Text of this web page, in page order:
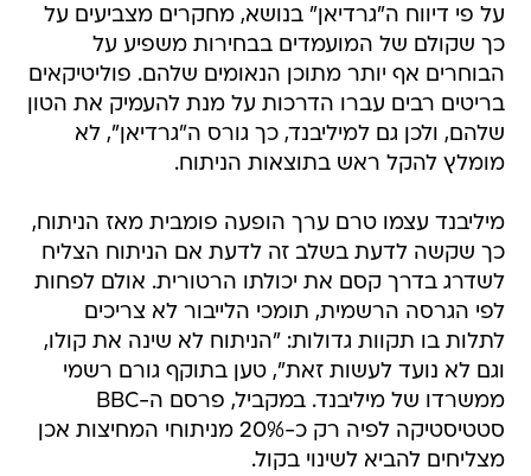
על פי דיווח ה"גרדיאן" בנושא, מחקרים מצביעים על
כך שקולם של המועמדים בבחירות משפיע על
הבוחרים אף יותר מתוכן הנאומים שלהם. פוליטיקאים
בריטים רבים עברו הדרכות על מנת להעמיק את הטון
שלהם, ולכן גם למיליבנד, כך גורס ה"גרדיאן", לא
מומלץ להקל ראש בתוצאות הניתוח.
מיליבנד עצמו טרם ערך הופעה פומבית מאז הניתוח,
כך שקשה לדעת בשלב זה לדעת אם הניתוח הצליח
לשדרג בדרך קסם את יכולתו הרטורית. אולם לפחות
לפי הגרסה הרשמית, תומכי הלייבור לא צריכים
לתלות בו תקוות גדולות: "הניתוח לא שינה את קולו,
וגם לא נועד לעשות זאת", טען בתוקף גורם רשמי
ממשרדו של מיליבנד. במקביל, פרסם ה-BBC
סטטיסטיקה לפיה רק כ-20% מניתוחי המחיצות אכן
מצליחים להביא לשינוי בקול.